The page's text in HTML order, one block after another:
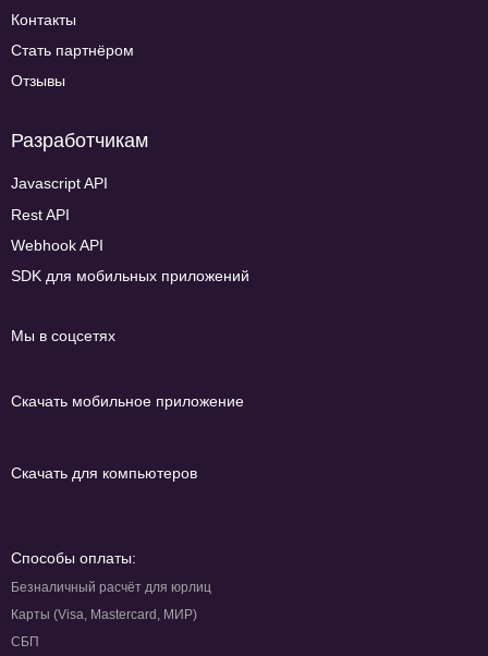
Контакты
Стать партнёром
Отзывы
Разработчикам
Javascript API
Rest API
Webhook API
SDK для мобильных приложений
Мы в соцсетях
Скачать мобильное приложение
Скачать для компьютеров
Способы оплаты:
Безналичный расчёт для юрлиц
Карты (Visa, Mastercard, МИР)
СБП